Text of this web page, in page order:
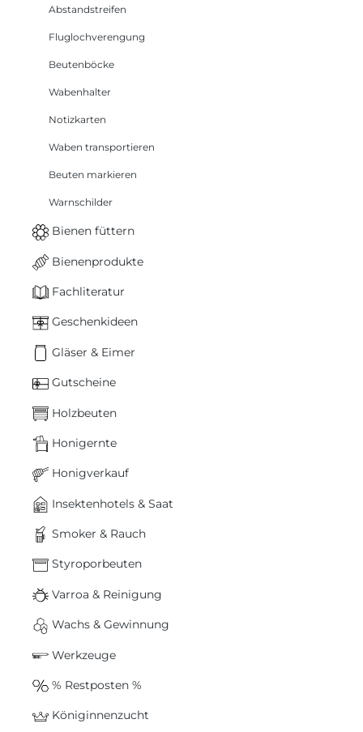
Abstandstreifen
Fluglochverengung
Beutenböcke
Wabenhalter
Notizkarten
Waben transportieren
Beuten markieren
Warnschilder
Bienen füttern
Bienenprodukte
Fachliteratur
Geschenkideen
Gläser & Eimer
Gutscheine
Holzbeuten
Honigernte
Honigverkauf
Insektenhotels & Saat
Smoker & Rauch
Styroporbeuten
Varroa & Reinigung
Wachs & Gewinnung
Werkzeuge
% Restposten %
Königinnenzucht